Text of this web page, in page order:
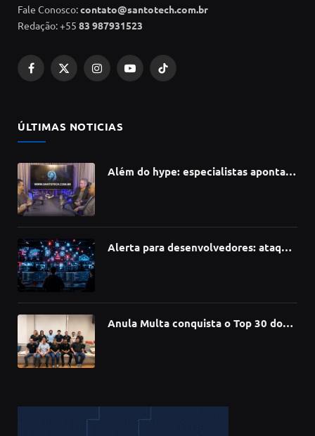
Fale Conosco:contato@santotech.com.br
Redação: +55 83 987931523
Facebook
X
InstagramYouTubeTikTok
ÚLTIMAS NOTICIAS
Além do hype: especialistas apontam
Alerta para desenvolvedores: ataque
Anula Multa conquista o Top 30 do